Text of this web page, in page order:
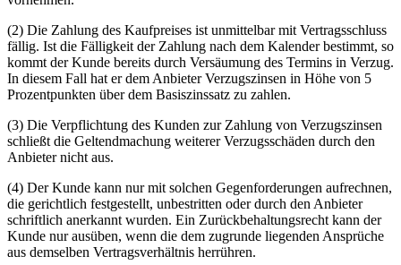
(2) Die Zahlung des Kaufpreises ist unmittelbar mit Vertragsschluss
fällig. Ist die Fälligkeit der Zahlung nach dem Kalender bestimmt, so
kommt der Kunde bereits durch Versäumung des Termins in Verzug.
In diesem Fall hat er dem Anbieter Verzugszinsen in Höhe von 5
Prozentpunkten über dem Basiszinssatz zu zahlen.
(3) Die Verpflichtung des Kunden zur Zahlung von Verzugszinsen
schließt die Geltendmachung weiterer Verzugsschäden durch den
Anbieter nicht aus.
(4) Der Kunde kann nur mit solchen Gegenforderungen aufrechnen,
die gerichtlich festgestellt, unbestritten oder durch den Anbieter
schriftlich anerkannt wurden. Ein Zurückbehaltungsrecht kann der
Kunde nur ausüben, wenn die dem zugrunde liegenden Ansprüche
aus demselben Vertragsverhältnis herrühren.